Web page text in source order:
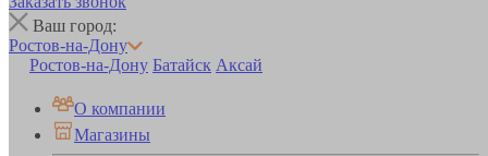
Ваш город:
Ростов-на-Дону
Ростов-на-Дону Батайск Аксай
О компании
Магазины